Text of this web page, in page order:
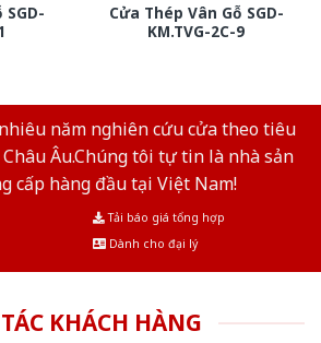
Cửa Thép Vân Gỗ SGD-
KM.TVG-2C-9
năm nghiên cứu cửa theo tiêu
Âu.Chúng tôi tự tin là nhà sản
cấp hàng đầu tại Việt Nam!
Tải báo giá tổng hợp
Dành cho đại lý
KHÁCH HÀNG